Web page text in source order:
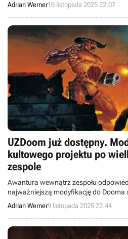
Adrian Werner16 listopada 2025 22:07
UZDoom już dostępny.
kultowego projektu po
zespole
Awantura wewnątrz zespołu
najważniejszą modyfikację do Dooma
twórców odeszła i zainicjowała
Jego pierwsza wersja właśnie została
Adrian Werner9 listopada 2025 22:44